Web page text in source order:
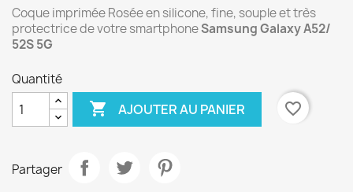
Coque imprimée Rosée en silicone, fine, souple et très
protectrice de votre smartphoneSamsung Galaxy A52/
52S 5G
Quantité
 AJOUTER AU PANIER favorite_border
Partager